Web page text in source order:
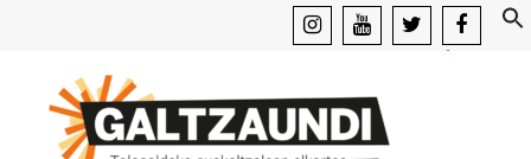
facebook